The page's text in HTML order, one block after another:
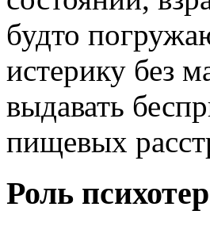
будто
истерику без
выдавать
пищевых
Роль